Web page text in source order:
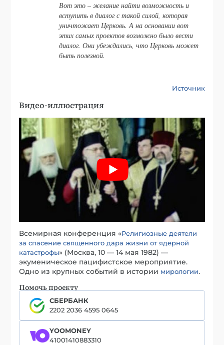
Вот это – желание найти возможность и
вступить в диалог с такой силой, которая
уничтожает Церковь. А на основании вот
этих самых проектов возможно было вести
диалог. Они убеждались, что Церковь может
быть полезной.
Источник
Видео-иллюстрация
Всемирная конференция «Религиозныедеятели
за спасение священного дара жизни от ядерной
катастрофы» (Москва, 10 — 14 мая 1982) —
экуменическое пацифистское мероприятие.
Одно из крупных событий в истории мирологии.
Помочь проекту
СБЕРБАНК
2202 2036 4595 0645
YOOMONEY
41001410883310